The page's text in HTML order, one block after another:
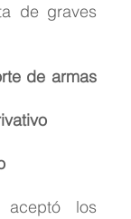
de graves
de armas
aceptó los